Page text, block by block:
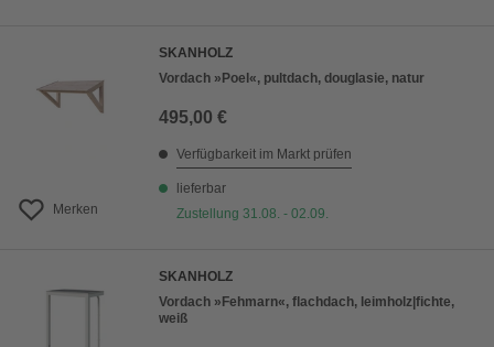
Merken
SKANHOLZ
Vordach »Poel«, pultdach, douglasie, natur
495,00 €
Verfügbarkeit im Markt prüfen
lieferbar
Zustellung 31.08. - 02.09.
SKANHOLZ
Vordach »Fehmarn«, flachdach, leimholz|fichte,
weiß